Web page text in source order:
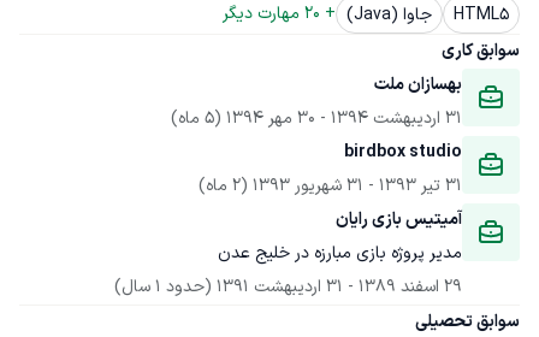
HTML5
جاوا (Java) +
20 مهارت دیگر
سوابق کاری
بهسازان ملت
31 اردیبهشت 1394
- 30 مهر 1394
(5 ماه)
birdbox studio
31 تیر 1393
- 31 شهریور 1393
(2 ماه)
آمیتیس بازی رایان
مدیر پروژه بازی مبارزه در خلیج عدن
29 اسفند 1389
- 31 اردیبهشت 1391
(حدود 1 سال)
سوابق تحصیلی